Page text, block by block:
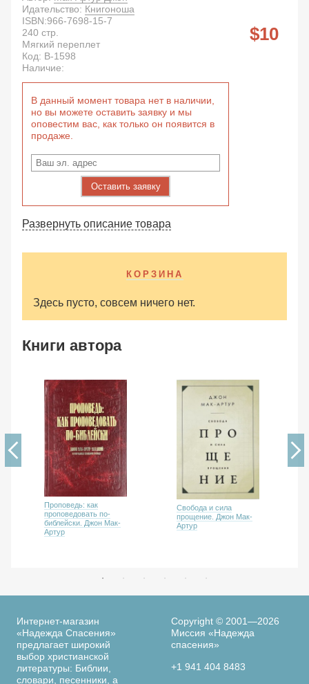
Идательство: Книгоноша
10
ISBN:966-7698-15-7
240 стр.
Мягкий переплет
Код: B-1598
Наличие:
В данный момент товара нет в наличии,
но вы можете оставить заявку и мы
оповестим вас, как только он появится в
продаже.
Оставить заявку
Развернуть описание товара
КОРЗИНА
Здесь пусто, совсем ничего нет.
Книги автора
Проповедь: как
проповедовать по-
библейски. Джон Мак-
Артур
Свобода и сила
прощение. Джон Мак-
Артур
Интернет-магазин
«Надежда Спасения»
предлагает широкий
выбор христианской
литературы: Библии,
словари, песенники, а
Copyright © 2001—2026
Миссия «Надежда
спасения»
+1 941 404 8483